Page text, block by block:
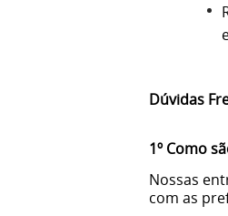
Dúvidas
1º Como
Nossas
com as